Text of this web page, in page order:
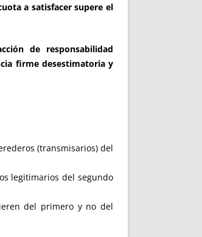
a satisfacer supere el
de responsabilidad
firme desestimatoria y
(transmisarios) del
legitimarios del segundo
del primero y no del